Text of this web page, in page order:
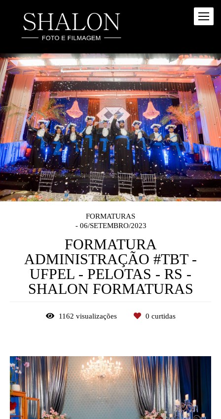
FORMATURAS
06/SETEMBRO/2023
FORMATURA
ADMINISTRAÇÃO #TBT -
UFPEL - PELOTAS - RS -
SHALON FORMATURAS
1162 visualizações 0 curtidas